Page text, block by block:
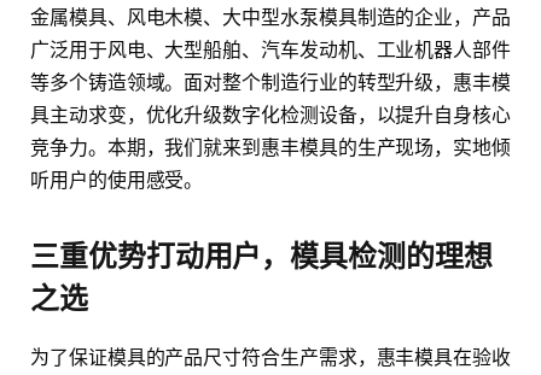
金属模具、风电木模、大中型水泵模具制造的企业，产品
广泛用于风电、大型船舶、汽车发动机、工业机器人部件
等多个铸造领域。面对整个制造行业的转型升级，惠丰模
具主动求变，优化升级数字化检测设备，以提升自身核心
竞争力。本期，我们就来到惠丰模具的生产现场，实地倾
听用户的使用感受。
三重优势打动用户，模具检测的理想
之选
为了保证模具的产品尺寸符合生产需求，惠丰模具在验收